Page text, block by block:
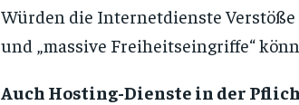
Würden die Internetdienste Verstöße
und „massive Freiheitseingriffe“
Auch Hosting-Dienste in der